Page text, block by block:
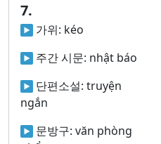
7.
가위: kéo
주간 시문: nhật báo
단편소설: truyện
ngắn
문방구: văn phòng